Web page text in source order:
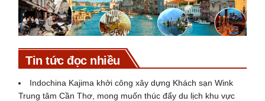
Tin tức đọc nhiều
Indochina Kajima khởi công xây dựng Khách sạn Wink
Trung tâm Cần Thơ, mong muốn thúc đẩy du lịch khu vực